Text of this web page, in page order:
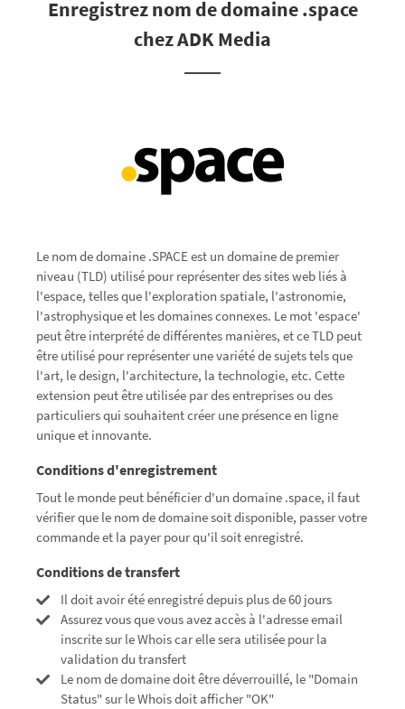
Enregistrez nom de domaine .space
chez ADK Media
Le nom de domaine .SPACE est un domaine de premier
niveau (TLD) utilisé pour représenter des sites web liés à
l'espace, telles que l'exploration spatiale, l'astronomie,
l'astrophysique et les domaines connexes. Le mot 'espace'
peut être interprété de différentes manières, et ce TLD peut
être utilisé pour représenter une variété de sujets tels que
l'art, le design, l'architecture, la technologie, etc. Cette
extension peut être utilisée par des entreprises ou des
particuliers qui souhaitent créer une présence en ligne
unique et innovante.
Conditions d'enregistrement
Tout le monde peut bénéficier d'un domaine .space, il faut
vérifier que le nom de domaine soit disponible, passer votre
commande et la payer pour qu'il soit enregistré.
Conditions de transfert
Il doit avoir été enregistré depuis plus de 60 jours
Assurez vous que vous avez accès à l'adresse email
inscrite sur le Whois car elle sera utilisée pour la
validation du transfert
Le nom de domaine doit être déverrouillé, le "Domain
Status" sur le Whois doit afficher "OK"